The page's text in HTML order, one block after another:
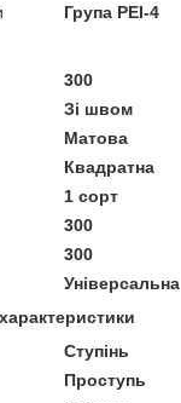
Група PEI-4
300
Зі швом
Матова
Квадратна
1 сорт
300
300
Універсальна
Ступінь
Проступь